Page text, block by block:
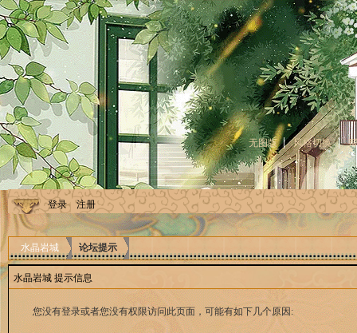
无图版 风格切换
登录 注册
水晶岩城 论坛提示
水晶岩城 提示信息
您没有登录或者您没有权限访问此页面，可能有如下几个原因: